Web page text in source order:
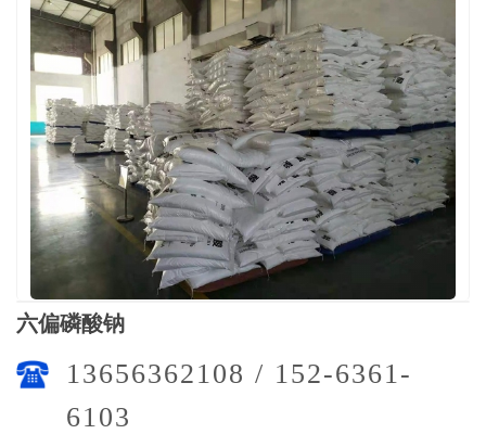
六偏磷酸钠
13656362108 / 152-6361-
6103